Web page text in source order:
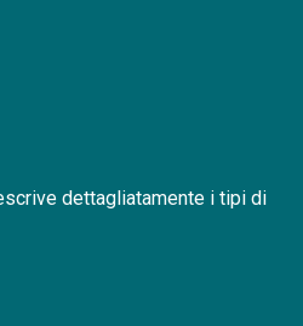
dettagliatamente i tipi di